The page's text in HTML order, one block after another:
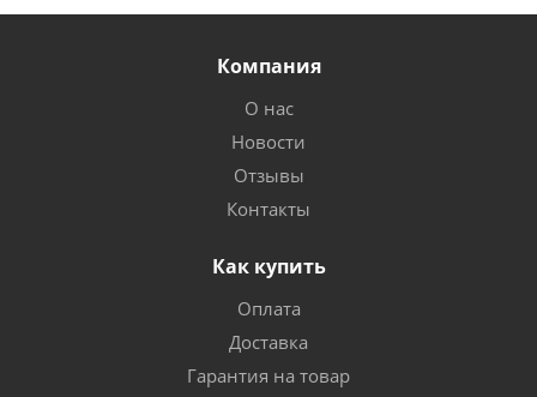
Компания
О нас
Новости
Отзывы
Контакты
Как купить
Оплата
Доставка
Гарантия на товар